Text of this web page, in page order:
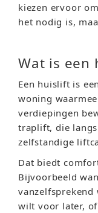
kiezen ervoor
het nodig is,
Wat is een
Een huislift is
woning
verdiepingen
traplift, die
zelfstandige
Dat biedt
Bijvoorbeeld
vanzelfsprekend
wilt voor later,